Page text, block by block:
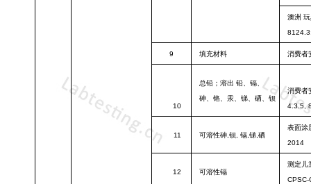
澳洲
9 填充材料 消费者
10
总铅；溶出 铅、镉、
砷、铬、汞、锑、硒、钡
消费者
4.3.5,
11 可溶性砷 ,钡, 镉 ,锑,硒
表面涂
2014
12 可溶性镉
测定儿
CPSC-